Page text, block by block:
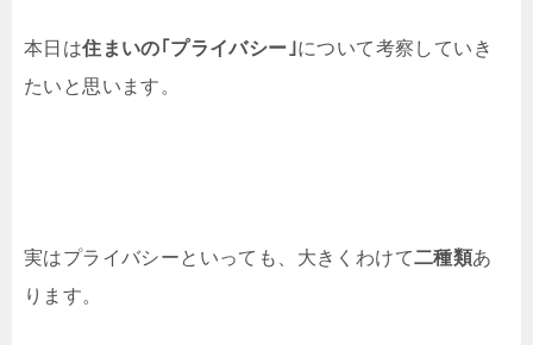
本日は住まいの｢プライバシー｣について考察していき
たいと思います。
実はプライバシーといっても、大きくわけて二種類あ
ります。